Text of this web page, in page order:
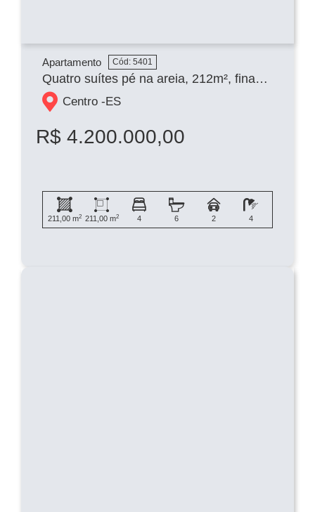
Apartamento Cód: 5401
Quatro suítes pé na areia, 212m², finamente mobiliado e decorado, duas vagas de garagem, prédio com acesso direto à praia.
Centro -ES
R$ 4.200.000,00
211,00 m2 211,00 m2 4 6 2 4